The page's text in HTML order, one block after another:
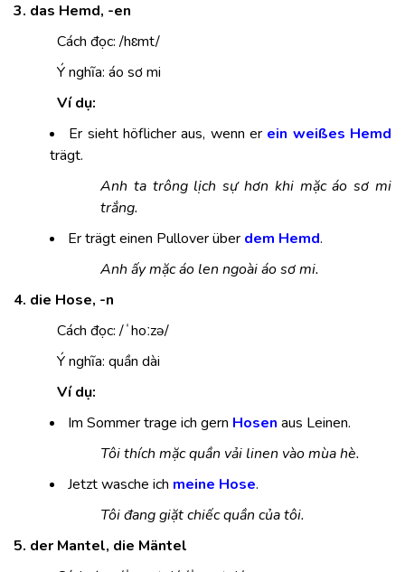
3. das Hemd, -en
Cách đọc: /hɛmt/
Ý nghĩa: áo sơ mi
Ví dụ:
Er sieht höflicher aus, wenn er ein weißes Hemd
trägt.
Anh ta trông lịch sự hơn khi mặc áo sơ mi
trắng.
Er trägt einen Pullover über dem Hemd.
Anh ấy mặc áo len ngoài áo sơ mi.
4. die Hose, -n
Cách đọc: /ˈhoːzə/
Ý nghĩa: quần dài
Ví dụ:
Im Sommer trage ich gern Hosen aus Leinen.
Tôi thích mặc quần vải linen vào mùa hè.
Jetzt wasche ich meine Hose.
Tôi đang giặt chiếc quần của tôi.
5. der Mantel, die Mäntel